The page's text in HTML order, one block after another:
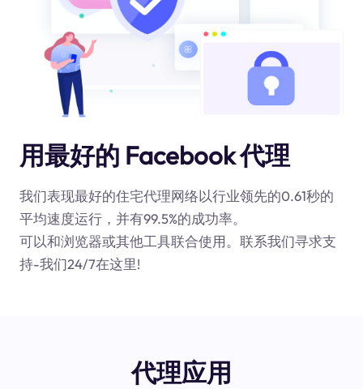
用最好的 Facebook 代理
我们表现最好的住宅代理网络以行业领先的0.61秒的
平均速度运行，并有99.5%的成功率。
可以和浏览器或其他工具联合使用。联系我们寻求支
持-我们24/7在这里!
代理应用